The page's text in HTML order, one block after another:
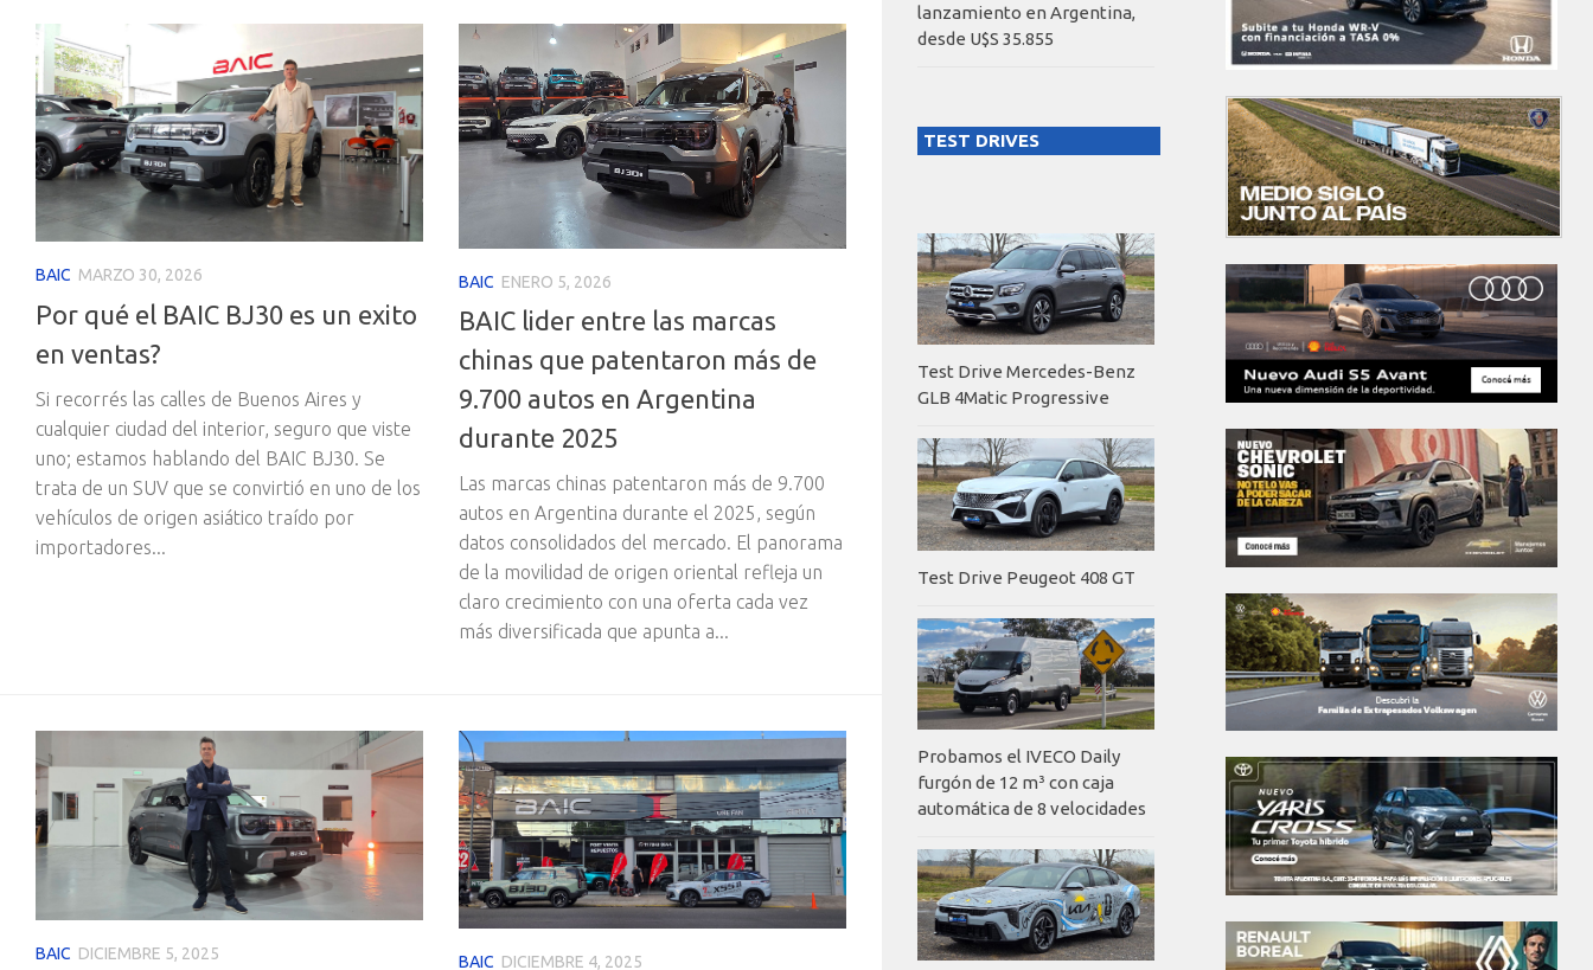
BAIC MARZO 30, 2026
Por qué el BAIC BJ30 es un exito
en ventas?
Si recorrés las calles de Buenos Aires y
cualquier ciudad del interior, seguro que viste
uno; estamos hablando del BAIC BJ30. Se
trata de un SUV que se convirtió en uno de los
vehículos de origen asiático traído por
importadores...
BAIC ENERO 5, 2026
BAIC lider entre las marcas
chinas que patentaron más de
9.700 autos en Argentina
durante 2025
Las marcas chinas patentaron más de 9.700
autos en Argentina durante el 2025, según
datos consolidados del mercado. El panorama
de la movilidad de origen oriental refleja un
claro crecimiento con una oferta cada vez
más diversificada que apunta a...
BAIC DICIEMBRE 5, 2025 BAIC DICIEMBRE 4, 2025
lanzamiento en Argentina,
desde U$S 35.855
TEST DRIVES
Test Drive Mercedes-Benz
GLB 4Matic Progressive
Test Drive Peugeot 408 GT
Probamos el IVECO Daily
furgón de 12 m³ con caja
automática de 8 velocidades